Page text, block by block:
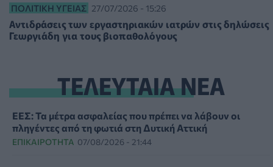
ΠΟΛΙΤΙΚΉ ΥΓΕΊΑΣ 27/07/2026 - 15:26
Αντιδράσεις των εργαστηριακών ιατρών στις δηλώσεις
Γεωργιάδη για τους βιοπαθολόγους
ΤΕΛΕΥΤΑΙΑ ΝΕΑ
ΕΕΣ: Τα μέτρα ασφαλείας που πρέπει να λάβουν οι
πληγέντες από τη φωτιά στη Δυτική Αττική
ΕΠΙΚΑΙΡΌΤΗΤΑ 07/08/2026 - 21:44